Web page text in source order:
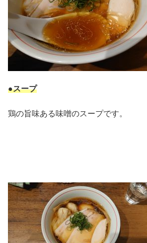
●スープ
鶏の旨味ある味噌のスープです。